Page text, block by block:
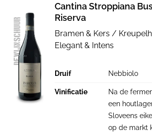
Cantina Stroppiana
Riserva
Bramen & Kers /
Elegant & Intens
Druif Nebbiolo
Vinificatie
Na de
een
Sloveens
op de markt